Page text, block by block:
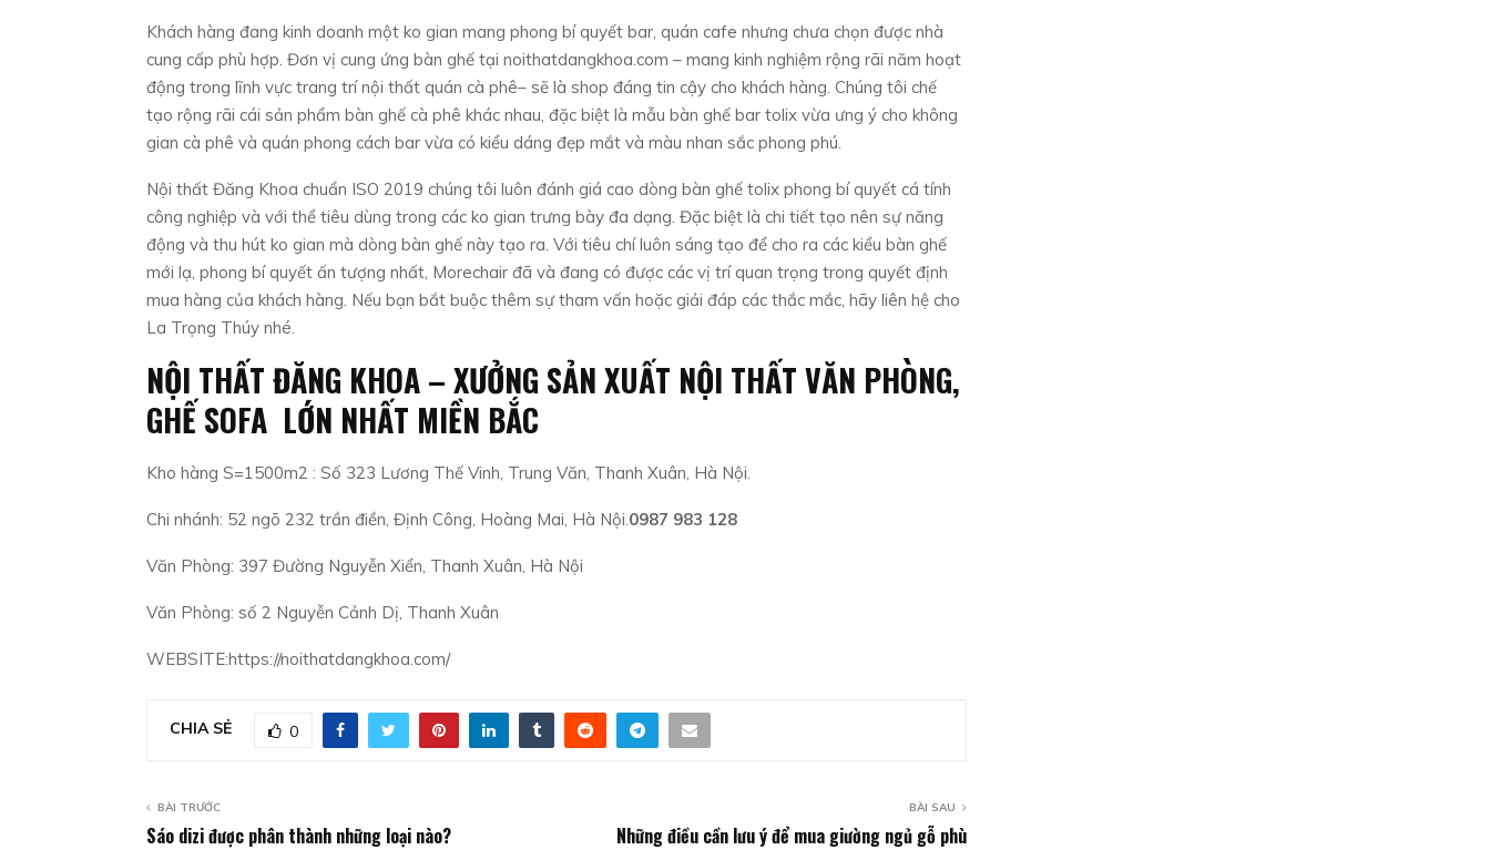
Khách hàng đang kinh doanh một ko gian mang phong bí quyết bar, quán cafe nhưng chưa chọn được nhà
cung cấp phù hợp. Đơn vị cung ứng bàn ghế tại noithatdangkhoa.com – mang kinh nghiệm rộng rãi năm hoạt
động trong lĩnh vực trang trí nội thất quán cà phê– sẽ là shop đáng tin cậy cho khách hàng. Chúng tôi chế
tạo rộng rãi cái sản phẩm bàn ghế cà phê khác nhau, đặc biệt là mẫu bàn ghế bar tolix vừa ưng ý cho không
gian cà phê và quán phong cách bar vừa có kiểu dáng đẹp mắt và màu nhan sắc phong phú.
Nội thất Đăng Khoa chuẩn ISO 2019 chúng tôi luôn đánh giá cao dòng bàn ghế tolix phong bí quyết cá tính
công nghiệp và với thể tiêu dùng trong các ko gian trưng bày đa dạng. Đặc biệt là chi tiết tạo nên sự năng
động và thu hút ko gian mà dòng bàn ghế này tạo ra. Với tiêu chí luôn sáng tạo để cho ra các kiểu bàn ghế
mới lạ, phong bí quyết ấn tượng nhất, Morechair đã và đang có được các vị trí quan trọng trong quyết định
mua hàng của khách hàng. Nếu bạn bắt buộc thêm sự tham vấn hoặc giải đáp các thắc mắc, hãy liên hệ cho
La Trọng Thúy nhé.
NỘI THẤT ĐĂNG KHOA – XƯỞNG SẢN XUẤT NỘI THẤT VĂN PHÒNG,
GHẾ SOFA LỚN NHẤT MIỀN BẮC
Kho hàng S=1500m2 : Số 323 Lương Thế Vinh, Trung Văn, Thanh Xuân, Hà Nội.
Chi nhánh: 52 ngõ 232 trần điền, Định Công, Hoàng Mai, Hà Nội.0987 983 128
Văn Phòng: 397 Đường Nguyễn Xiển, Thanh Xuân, Hà Nội
Văn Phòng: số 2 Nguyễn Cảnh Dị, Thanh Xuân
WEBSITE:https://noithatdangkhoa.com/
CHIA SẺ 0
BÀI TRƯỚC
Sáo dizi được phân thành những loại nào?
BÀI SAU
Những điều cần lưu ý để mua giường ngủ gỗ phù